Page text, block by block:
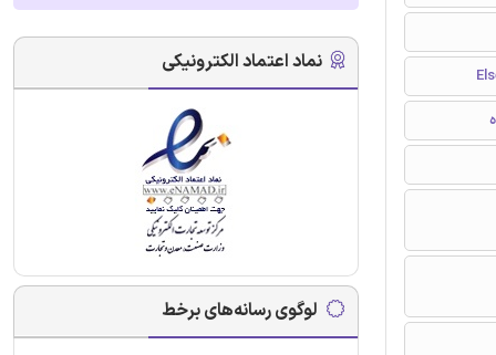
نماد اعتماد الکترونیکی
لوگوی رسانه‌های برخط